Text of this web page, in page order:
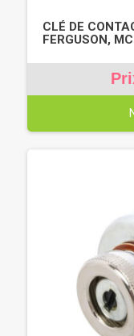
CLÉ DE
FERGUSON,